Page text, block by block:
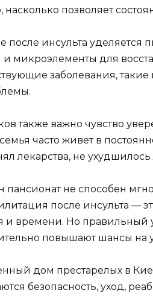
насколько позволяет
после инсульта уделяется
микроэлементы для
заболевания,
также важно чувство
часто живет в
лекарства, не ухудшилось
пансионат не способен
после инсульта —
и времени. Но правильный
повышают шансы на
дом престарелых в
безопасность, уход,